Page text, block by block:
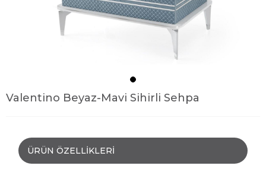
Valentino Beyaz-Mavi Sihirli Sehpa
ÜRÜN ÖZELLIKLERI